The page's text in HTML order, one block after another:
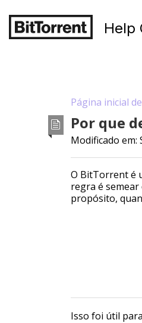
Help
Página inicial
Por que
Modificado em:
O BitTorrent é
regra é
propósito,
Isso foi útil